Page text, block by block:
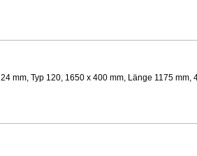
mm, Typ 120, 1650 x 400 mm, Länge 1175 mm,